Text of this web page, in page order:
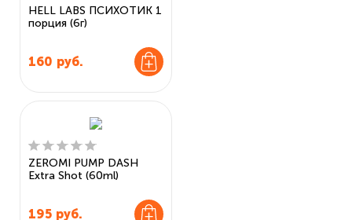
HELL LABS ПСИХОТИК 1
порция (6г)
160 руб.
ZEROMI PUMP DASH
Extra Shot (60ml)
195 руб.